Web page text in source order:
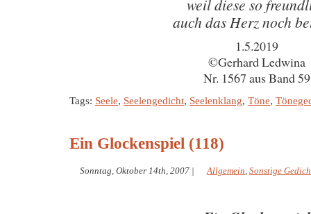
weil diese so
auch das Herz noch
1.5.2019
©Gerhard Ledwina
Nr. 1567 aus Band 59
Tags: Seele, Seelengedicht, Seelenklang, Töne,
Ein Glockenspiel (118)
Sonntag, Oktober 14th, 2007 | Allgemein, Sonstige